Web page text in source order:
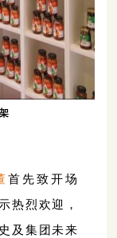
首先致开场
热烈欢迎，
及集团未来